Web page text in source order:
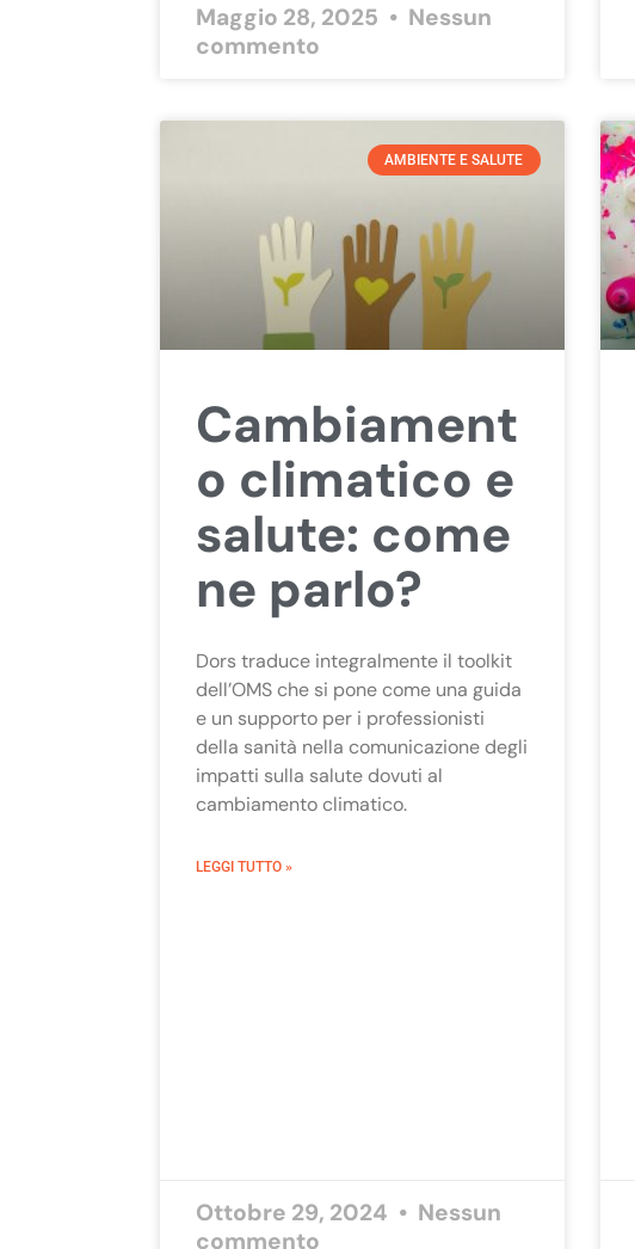
Maggio 28, 2025
Nessun
commento
AMBIENTE E SALUTE
Cambiament
o climatico e
salute: come
ne parlo?
Dors traduce integralmente il toolkit
dell’OMS che si pone come una guida
e un supporto per i professionisti
della sanità nella comunicazione degli
impatti sulla salute dovuti al
cambiamento climatico.
LEGGI TUTTO »
Ottobre 29, 2024
Nessun
commento